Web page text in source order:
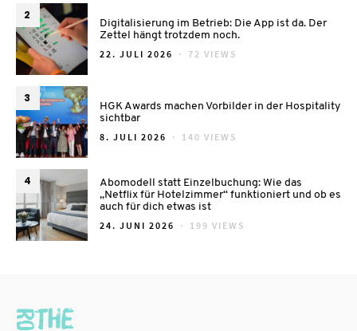
2
Digitalisierung im Betrieb: Die App ist da. Der
Zettel hängt trotzdem noch.
POSTED
22. JULI 2026 72 VIEWS
3
HGK Awards machen Vorbilder in der Hospitality
sichtbar
POSTED
8. JULI 2026 140 VIEWS
4
Abomodell statt Einzelbuchung: Wie das
„Netflix für Hotelzimmer“ funktioniert und ob es
auch für dich etwas ist
POSTED
24. JUNI 2026 199 VIEWS